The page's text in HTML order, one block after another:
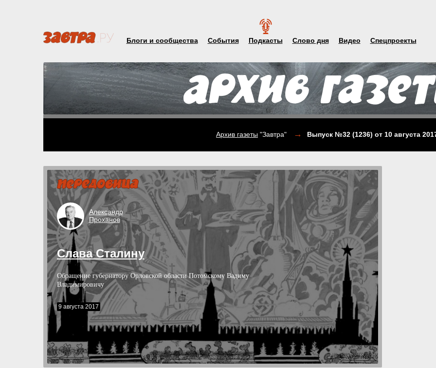
Блоги и сообщества События Подкасты Слово дня Видео Спецпроекты
Архив газеты"Завтра" → Выпуск №32 (1236) от 10 августа
Александр
Проханов
Слава Сталину
Обращение губернатору Орловской области Потомскому Вадиму
Владимировичу
9 августа 2017